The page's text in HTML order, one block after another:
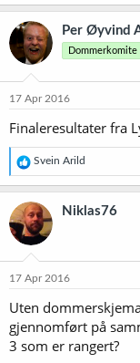
a
k
s
j
o
e
:
Per Øyvind
Dommerkomite
17 Apr 2016
Finaleresultater fra
R
e
a
k
s
j
o
e
:
Svein Arild
Niklas76
17 Apr 2016
Uten
gjennomført på
3 som er rangert?